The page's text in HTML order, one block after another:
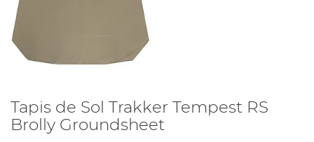
Tapis de Sol Trakker Tempest RS
Brolly Groundsheet